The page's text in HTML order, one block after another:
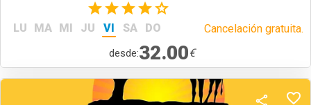
(1)
LU MA MI JU VI SA DO Cancelación gratuita.
desde:32.00€